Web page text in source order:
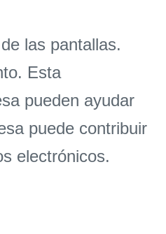
las pantallas.
Esta
pueden ayudar
puede contribuir
electrónicos.